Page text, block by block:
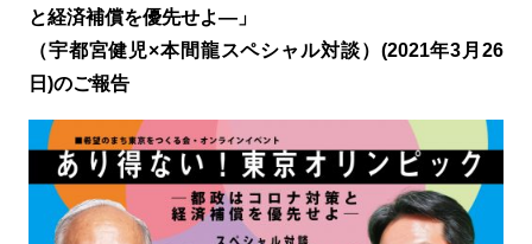
と経済補償を優先せよ―」
（宇都宮健児×本間龍スペシャル対談） (2021年3 月26
日 )のご報告